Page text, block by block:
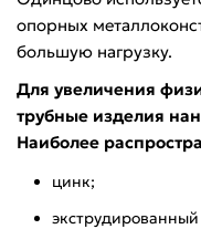
опорных
большую нагрузку.
Для увеличения
трубные изделия
Наиболее
цинк;